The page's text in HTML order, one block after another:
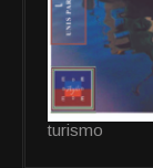
turismo